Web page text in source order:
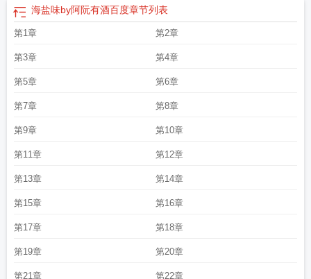
海盐味by阿阮有酒百度章节列表
第1章 第2章
第3章 第4章
第5章 第6章
第7章 第8章
第9章 第10章
第11章 第12章
第13章 第14章
第15章 第16章
第17章 第18章
第19章 第20章
第21章 第22章